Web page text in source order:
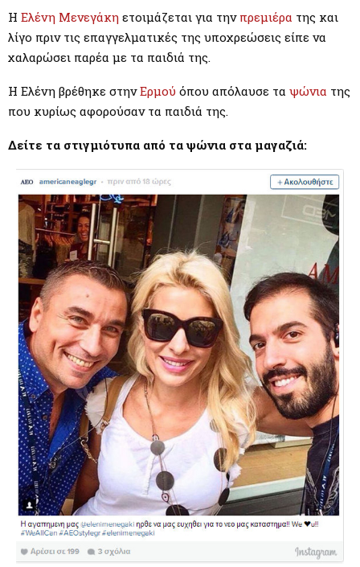
E
N
Η Ελένη Μενεγάκη ετοιμάζεται για την πρεμιέρα της και
λίγο πριν τις επαγγελματικές της υποχρεώσεις είπε να
χαλαρώσει παρέα με τα παιδιά της.
Η Ελένη βρέθηκε στηνΕρμού όπου απόλαυσε τα ψώνια της
που κυρίως αφορούσαν τα παιδιά της.
Δείτε τα στιγμιότυπα από τα ψώνια στα μαγαζιά: